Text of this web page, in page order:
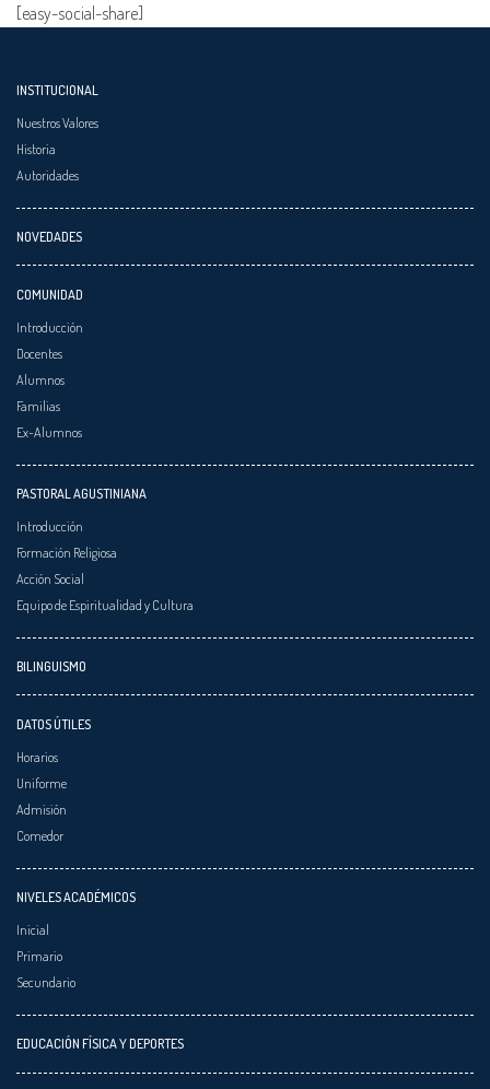
[easy-social-share]
INSTITUCIONAL
Nuestros Valores
Historia
Autoridades
NOVEDADES
COMUNIDAD
Introducción
Docentes
Alumnos
Familias
Ex-Alumnos
PASTORAL AGUSTINIANA
Introducción
Formación Religiosa
Acción Social
Equipo de Espiritualidad y Cultura
BILINGUISMO
DATOS ÚTILES
Horarios
Uniforme
Admisión
Comedor
NIVELES ACADÉMICOS
Inicial
Primario
Secundario
EDUCACIÓN FÍSICA Y DEPORTES